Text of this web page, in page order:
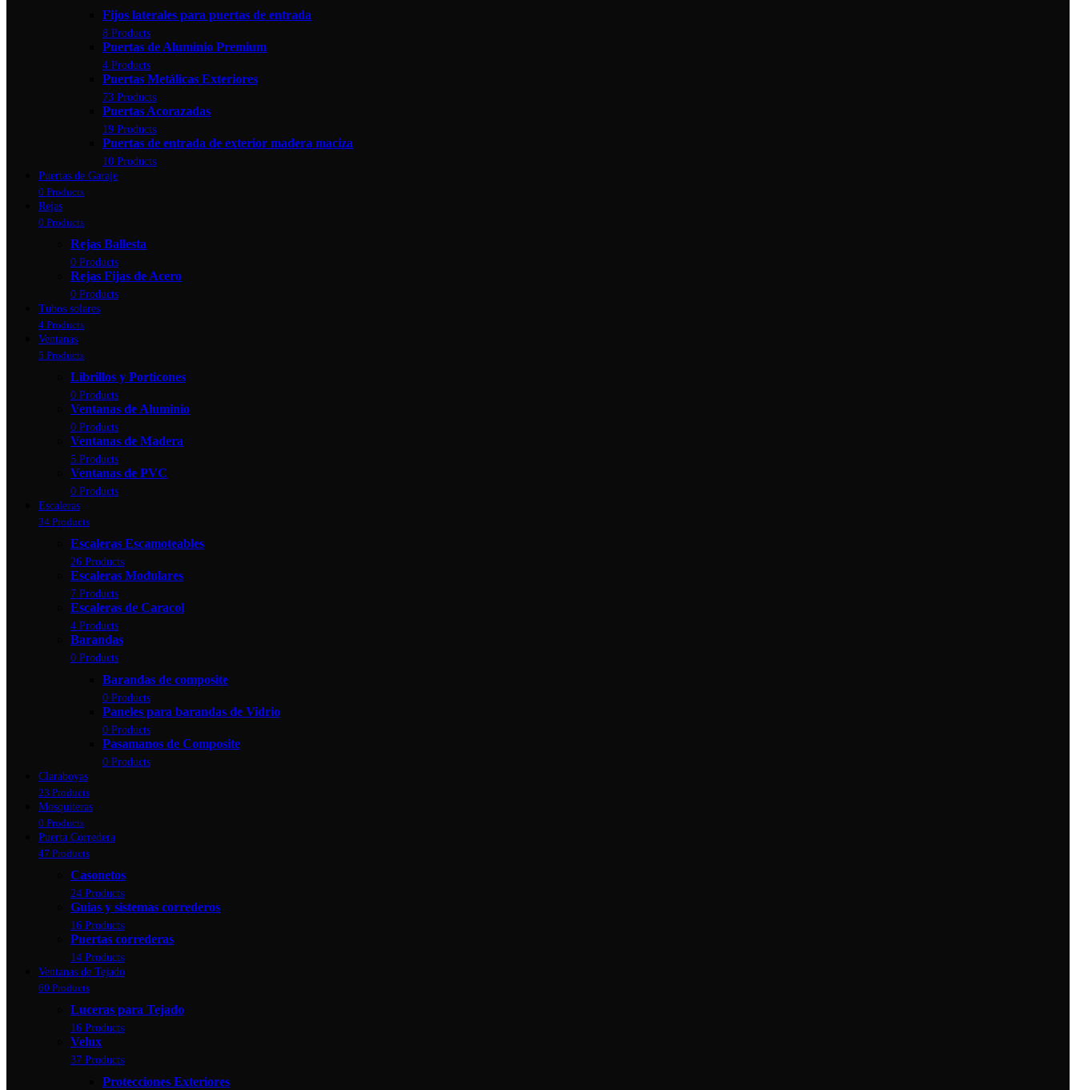
Fijos laterales para puertas de entrada
8 Products
Puertas de Aluminio Premium
4 Products
Puertas Metálicas Exteriores
73 Products
Puertas Acorazadas
19 Products
Puertas de entrada de exterior madera maciza
10 Products
Puertas de Garaje
0 Products
Rejas
0 Products
Rejas Ballesta
0 Products
Rejas Fijas de Acero
0 Products
Tubos solares
4 Products
Ventanas
5 Products
Librillos y Porticones
0 Products
Ventanas de Aluminio
0 Products
Ventanas de Madera
5 Products
Ventanas de PVC
0 Products
Escaleras
34 Products
Escaleras Escamoteables
26 Products
Escaleras Modulares
7 Products
Escaleras de Caracol
4 Products
Barandas
0 Products
Barandas de composite
0 Products
Paneles para barandas de Vidrio
0 Products
Pasamanos de Composite
0 Products
Claraboyas
23 Products
Mosquiteras
0 Products
Puerta Corredera
47 Products
Casonetos
24 Products
Guias y sistemas correderos
16 Products
Puertas correderas
14 Products
Ventanas de Tejado
60 Products
Luceras para Tejado
16 Products
Velux
37 Products
Protecciones Exteriores